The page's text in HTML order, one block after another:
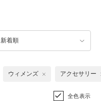
新着順
ウィメンズ アクセサリー
全色表示